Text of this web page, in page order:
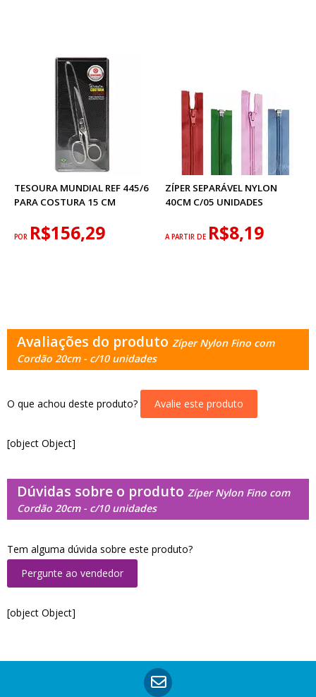
TESOURA MUNDIAL REF 445/6
PARA COSTURA 15 CM
POR R$156,29
ZÍPER SEPARÁVEL NYLON
40CM C/05 UNIDADES
A PARTIR DE R$8,19
Avaliações do produto Zíper Nylon Fino com
Cordão 20cm - c/10 unidades
O que achou deste produto? Avalie este produto
[object Object]
Dúvidas sobre o produto Zíper Nylon Fino com
Cordão 20cm - c/10 unidades
Tem alguma dúvida sobre este produto?
Pergunte ao vendedor
[object Object]